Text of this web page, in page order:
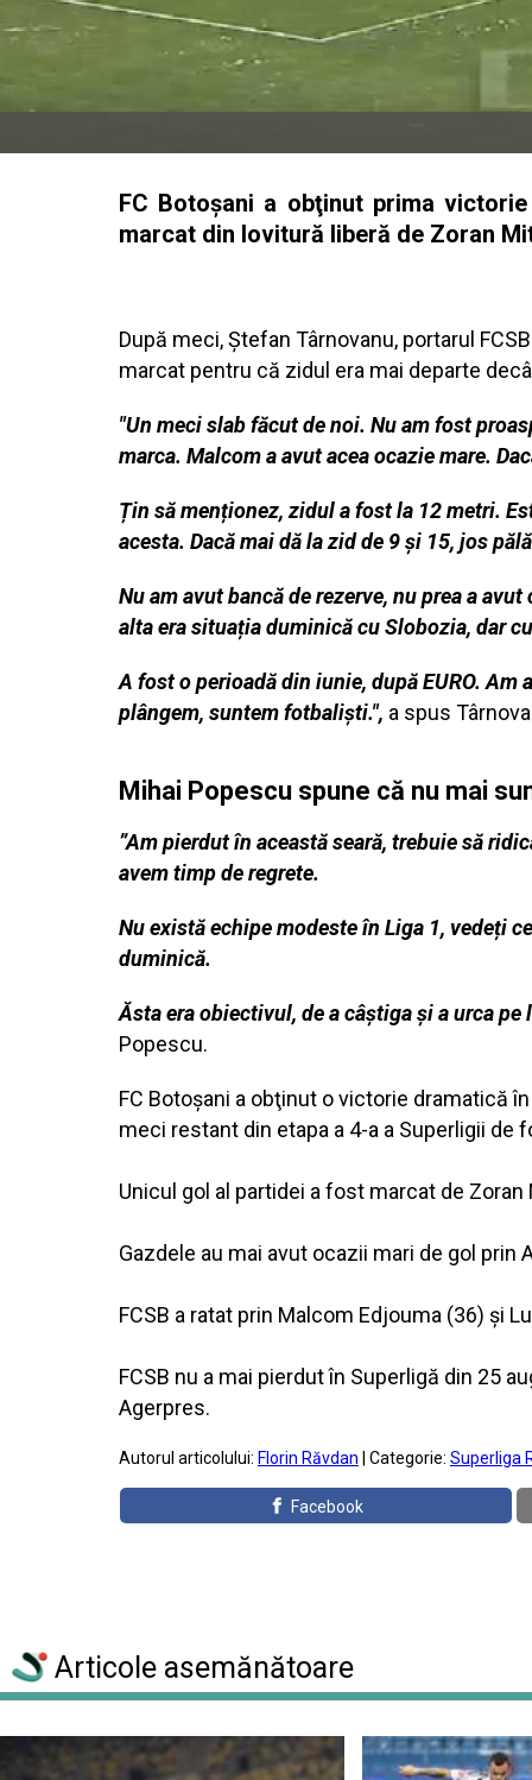
FC Botoşani a obţinut prima
marcat din lovitură liberă de Zoran
După meci, Ştefan Târnovanu, portarul
marcat pentru că zidul era mai departe
"Un meci slab făcut de noi. Nu am fost
marca. Malcom a avut acea ocazie mare.
Țin să menționez, zidul a fost la 12 metri.
acesta. Dacă mai dă la zid de 9 și 15, jos
Nu am avut bancă de rezerve, nu prea a
alta era situația duminică cu Slobozia, dar
A fost o perioadă din iunie, după EURO.
plângem, suntem fotbaliști.", a spus
Mihai Popescu spune că nu mai
”Am pierdut în această seară, trebuie să
avem timp de regrete.
Nu există echipe modeste în Liga 1, vedeți
duminică.
Ăsta era obiectivul, de a câștiga și a urca
Popescu.
FC Botoşani a obţinut o victorie dramatică
meci restant din etapa a 4-a a Superligii de
Unicul gol al partidei a fost marcat de
Gazdele au mai avut ocazii mari de gol prin
FCSB a ratat prin Malcom Edjouma (36) şi
FCSB nu a mai pierdut în Superligă din 25
Agerpres.
Autorul articolului: Florin Răvdan | Categorie: Superliga
Facebook
Articole asemănătoare